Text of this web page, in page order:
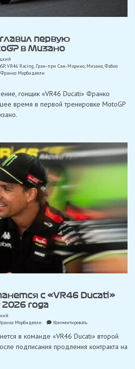
первую
в Мизано
,VR46 Racing, Гран-при Сан-Марино, Мизано,Фабио
Франко Морбиделли
гонщик «VR46 Ducati» Франко
время в первой тренировке MotoGP
с «VR46 Ducati»
2026 года
Морбиделли Комментироватьon
останется
«VR46
в команде «VR46 Ducati» второй
подписания продления контракта на